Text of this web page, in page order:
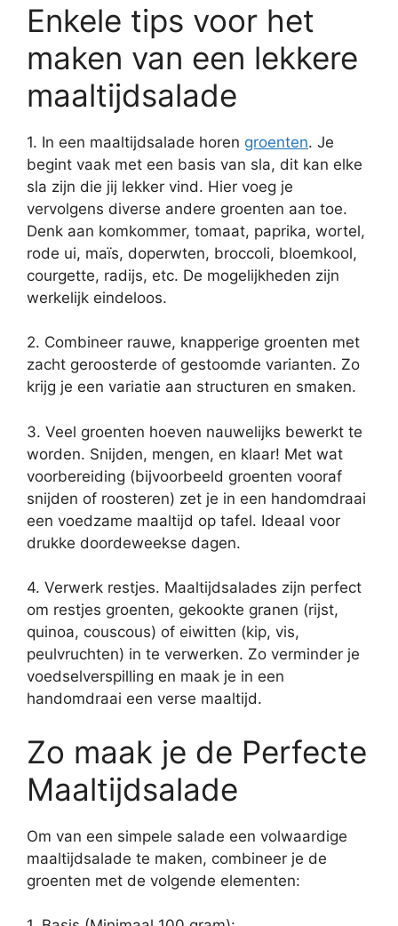
Enkele tips voor het
maken van een lekkere
maaltijdsalade
1. In een maaltijdsalade horen groenten. Je
begint vaak met een basis van sla, dit kan elke
sla zijn die jij lekker vind. Hier voeg je
vervolgens diverse andere groenten aan toe.
Denk aan komkommer, tomaat, paprika, wortel,
rode ui, maïs, doperwten, broccoli, bloemkool,
courgette, radijs, etc. De mogelijkheden zijn
werkelijk eindeloos.
2. Combineer rauwe, knapperige groenten met
zacht geroosterde of gestoomde varianten. Zo
krijg je een variatie aan structuren en smaken.
3. Veel groenten hoeven nauwelijks bewerkt te
worden. Snijden, mengen, en klaar! Met wat
voorbereiding (bijvoorbeeld groenten vooraf
snijden of roosteren) zet je in een handomdraai
een voedzame maaltijd op tafel. Ideaal voor
drukke doordeweekse dagen.
4. Verwerk restjes. Maaltijdsalades zijn perfect
om restjes groenten, gekookte granen (rijst,
quinoa, couscous) of eiwitten (kip, vis,
peulvruchten) in te verwerken. Zo verminder je
voedselverspilling en maak je in een
handomdraai een verse maaltijd.
Zo maak je de Perfecte
Maaltijdsalade
Om van een simpele salade een volwaardige
maaltijdsalade te maken, combineer je de
groenten met de volgende elementen: